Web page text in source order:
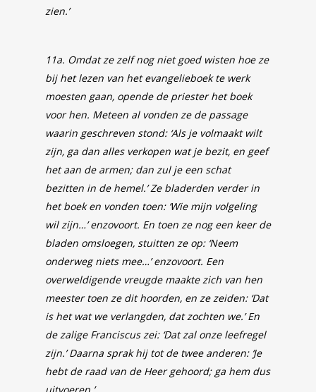
zien.’
11a. Omdat ze zelf nog niet goed wisten hoe ze
bij het lezen van het evangelieboek te werk
moesten gaan, opende de priester het boek
voor hen. Meteen al vonden ze de passage
waarin geschreven stond: ‘Als je volmaakt wilt
zijn, ga dan alles verkopen wat je bezit, en geef
het aan de armen; dan zul je een schat
bezitten in de hemel.’ Ze bladerden verder in
het boek en vonden toen: ‘Wie mijn volgeling
wil zijn…’ enzovoort. En toen ze nog een keer de
bladen omsloegen, stuitten ze op: ‘Neem
onderweg niets mee…’ enzovoort. Een
overweldigende vreugde maakte zich van hen
meester toen ze dit hoorden, en ze zeiden: ‘Dat
is het wat we verlangden, dat zochten we.’ En
de zalige Franciscus zei: ‘Dat zal onze leefregel
zijn.’ Daarna sprak hij tot de twee anderen: ‘Je
hebt de raad van de Heer gehoord; ga hem dus